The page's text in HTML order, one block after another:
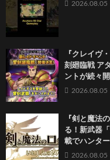
2026.08.05
『クレイヴ
刻廻臨戦 ア
ントが続々開
2026.08.05
『剣と魔法
る！新武器
載でハンタ
2026.08.05